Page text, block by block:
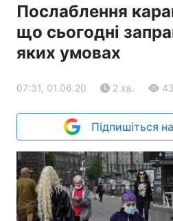
Послаблення
що сьогодні
яких умовах
07:31, 01.06.20 2 хв.
Підпишіться